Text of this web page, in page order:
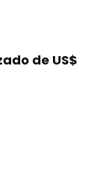
de US$